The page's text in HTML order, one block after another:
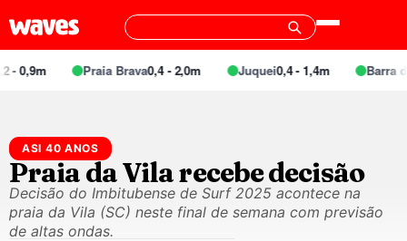
Praia Brava0,4 - 2,0m Juquei0,4 - 1,4m Barra do
ASI 40 ANOS
Praia da Vila recebe decisão
Decisão do Imbitubense de Surf 2025 acontece na
praia da Vila (SC) neste final de semana com previsão
de altas ondas.